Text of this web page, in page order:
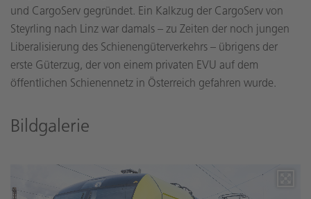
und CargoServ gegründet. Ein Kalkzug der CargoServ von
Steyrling nach Linz war damals – zu Zeiten der noch jungen
Liberalisierung des Schienengüterverkehrs – übrigens der
erste Güterzug, der von einem privaten EVU auf dem
öffentlichen Schienennetz in Österreich gefahren wurde.
Bildgalerie